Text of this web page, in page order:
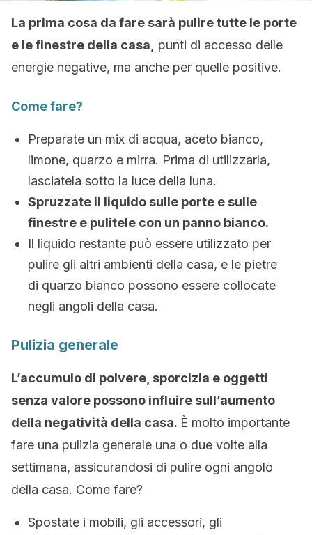
La prima cosa da fare sarà pulire tutte le porte
e le finestre della casa,
punti di accesso delle
energie negative, ma anche per quelle positive.
Come fare?
Preparate un mix di acqua, aceto bianco,
limone, quarzo e mirra. Prima di utilizzarla,
lasciatela sotto la luce della luna.
Spruzzate il liquido sulle porte e sulle
finestre e pulitele con un panno bianco.
Il liquido restante può essere utilizzato per
pulire gli altri ambienti della casa, e le pietre
di quarzo bianco possono essere collocate
negli angoli della casa.
Pulizia generale
L’accumulo di polvere, sporcizia e oggetti
senza valore possono influire sull’aumento
della negatività della casa. È molto importante
fare una pulizia generale una o due volte alla
settimana, assicurandosi di pulire ogni angolo
della casa. Come fare?
Spostate i mobili, gli accessori, gli